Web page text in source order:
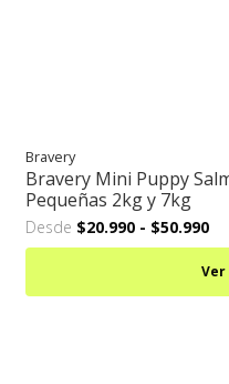
Bravery
Bravery Mini Puppy
Pequeñas 2kg y 7kg
Desde $20.990 - $50.990
Ver